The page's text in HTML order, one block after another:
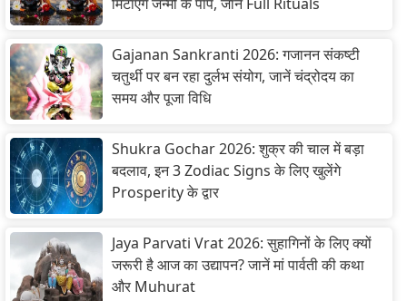
Gajanan Sankranti 2026: गजानन संकष्टी
चतुर्थी पर बन रहा दुर्लभ संयोग, जानें चंद्रोदय का
समय और पूजा विधि
Shukra Gochar 2026: शुक्र की चाल में बड़ा
बदलाव, इन 3 Zodiac Signs के लिए खुलेंगे
Prosperity के द्वार
Jaya Parvati Vrat 2026: सुहागिनों के लिए क्यों
जरूरी है आज का उद्यापन? जानें मां पार्वती की कथा
और Muhurat